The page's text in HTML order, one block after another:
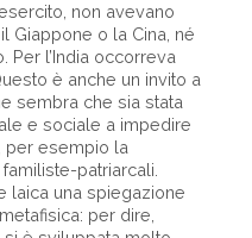
non avevano
Giappone o la Cina, né
Per l’India occorreva
è anche un invito a
sembra che sia stata
e sociale a impedire
per esempio la
patriarcali.
laica una spiegazione
per dire,